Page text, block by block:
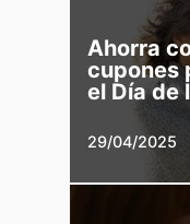
Ahorra
cupones
el Día de
29/04/2025